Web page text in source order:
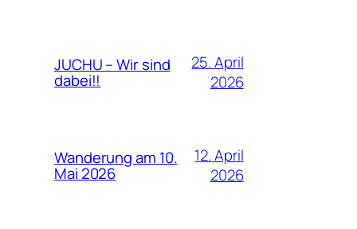
JUCHU – Wir sind
dabei!!
25. April
2026
Wanderung am 10.
Mai 2026
12. April
2026